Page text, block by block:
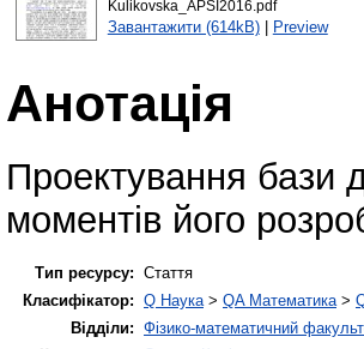
Kulikovska_APSI2016.pdf
Завантажити (614kB)| Preview
Анотація
Проектування бази
моментів його
Тип ресурсу: Стаття
Класифікатор: Q Наука > QA Математика >
Відділи: Фізико-математичний